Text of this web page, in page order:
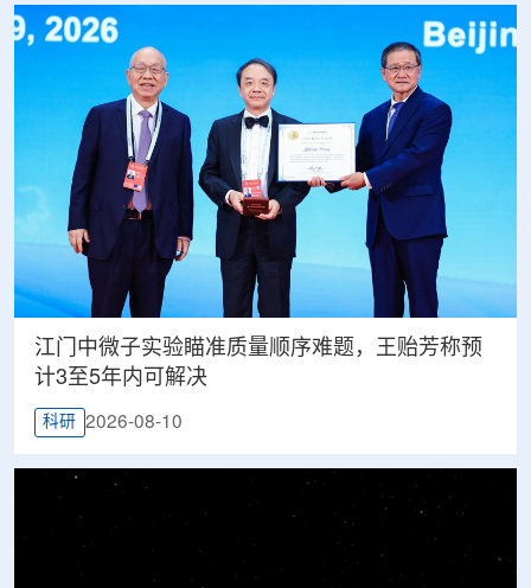
江门中微子实验瞄准质量顺序难题，王贻芳称预
计3至5年内可解决
科研 2026-08-10